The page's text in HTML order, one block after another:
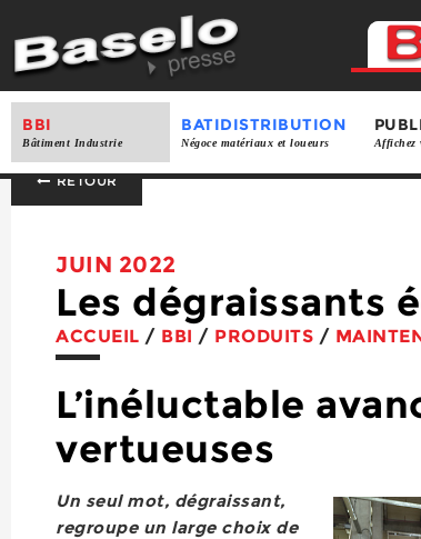
BBI
Bâtiment Industrie
BATIDISTRIBUTION
Négoce matériaux et loueurs Affichez
RETOUR
JUIN 2022
Les dégraissants
ACCUEIL / BBI / PRODUITS /
L’inéluctable
vertueuses
Un seul mot, dégraissant,
regroupe un large choix de